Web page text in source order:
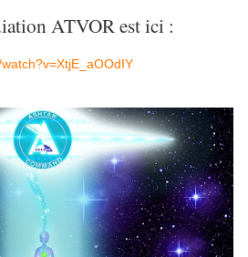
ATVOR est ici :